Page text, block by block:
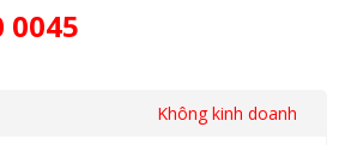
0045
Không kinh doanh